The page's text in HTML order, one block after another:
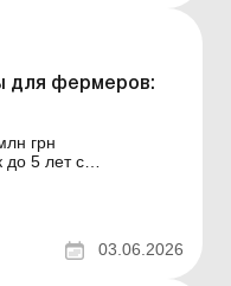
для фермеров:
грн
до 5 лет с
– до 2 июля 2026
работников:
03.06.2026